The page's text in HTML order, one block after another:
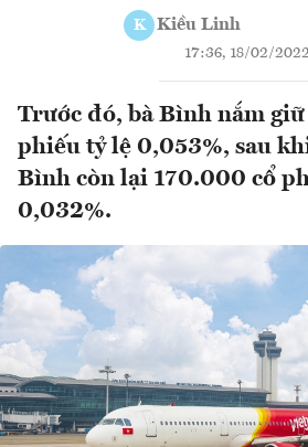
K Kiều Linh
17:36, 18/02/2022
Trước đó, bà Bình nắm
phiếu tỷ lệ 0,053%, sau
Bình còn lại 170.000 cổ
0,032%.